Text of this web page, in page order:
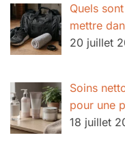
Quels
mettre
20 juillet
Soins
pour une
18 juillet